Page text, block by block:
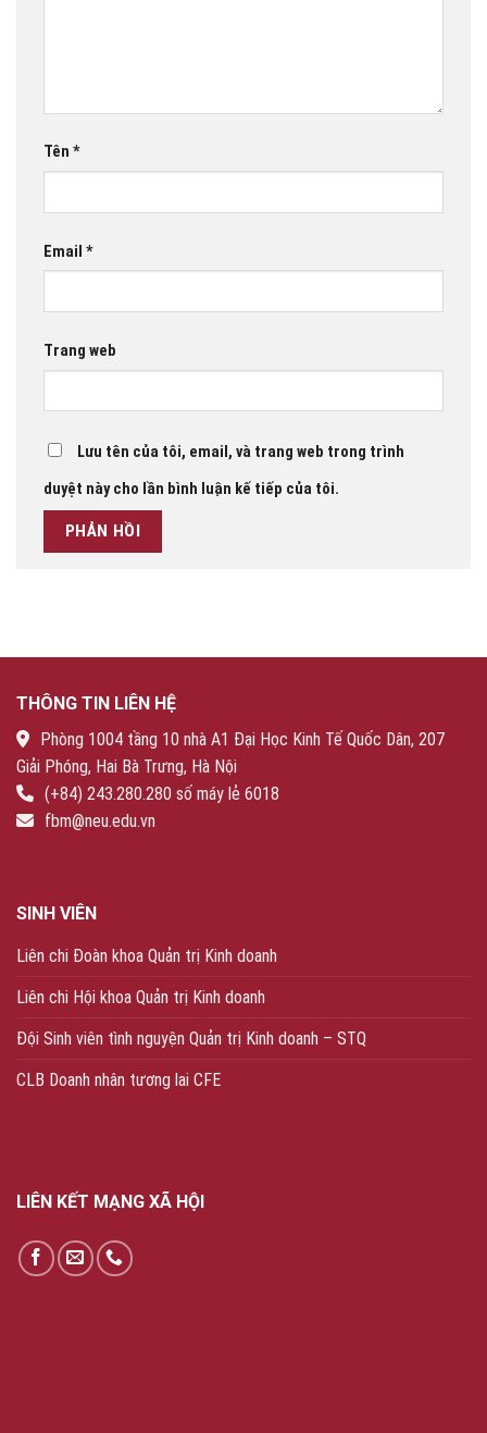
Tên *
Email *
Trang web
Lưu tên của tôi, email, và trang web trong trình
duyệt này cho lần bình luận kế tiếp của tôi.
THÔNG TIN LIÊN HỆ
Phòng 1004 tầng 10 nhà A1 Đại Học Kinh Tế Quốc Dân, 207
Giải Phóng, Hai Bà Trưng, Hà Nội
(+84) 243.280.280 số máy lẻ 6018
fbm@neu.edu.vn
SINH VIÊN
Liên chi Đoàn khoa Quản trị Kinh doanh
Liên chi Hội khoa Quản trị Kinh doanh
Đội Sinh viên tình nguyện Quản trị Kinh doanh – STQ
CLB Doanh nhân tương lai CFE
LIÊN KẾT MẠNG XÃ HỘI